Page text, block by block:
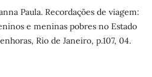
Paula. Recordações de viagem:
e meninas pobres no Estado
Rio de Janeiro, p.107, 04.